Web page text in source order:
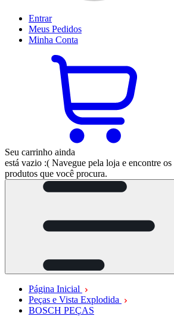
Entrar
Meus Pedidos
Minha Conta
Seu carrinho ainda
está vazio :( Navegue pela loja e encontre os
produtos que você procura.
Página Inicial
Peças e Vista Explodida
BOSCH PEÇAS